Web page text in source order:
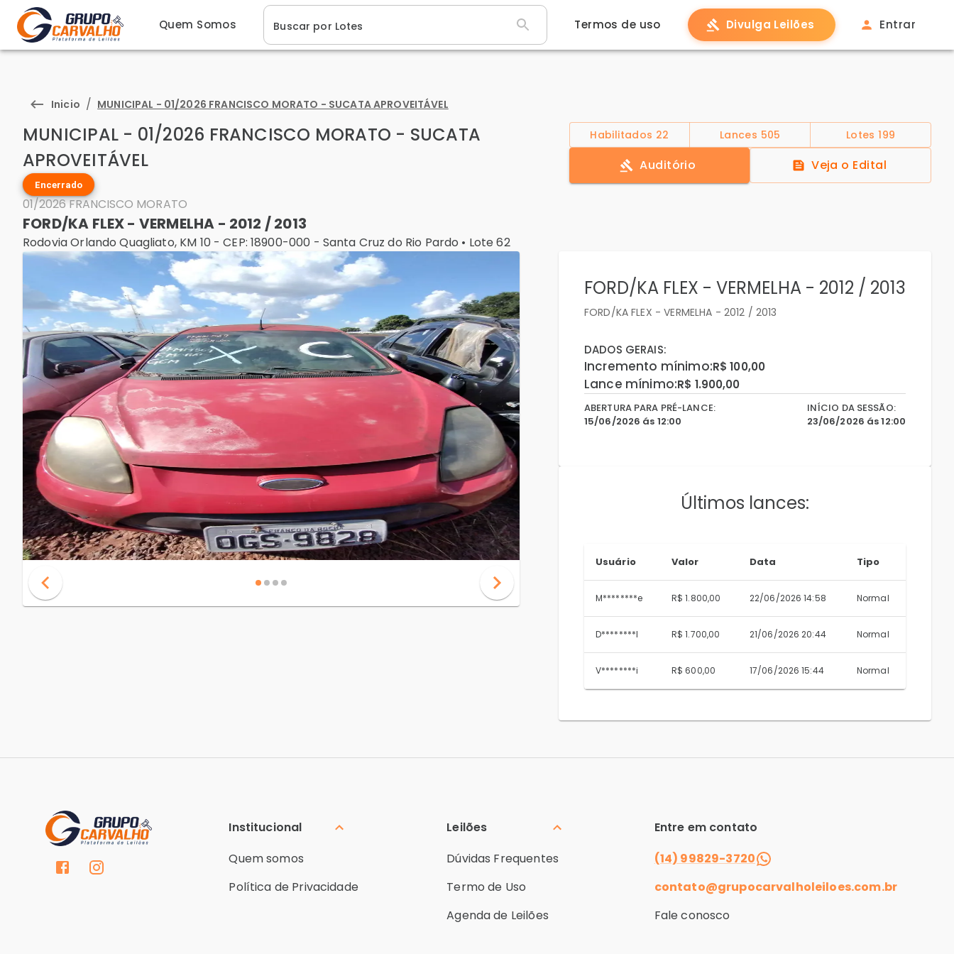
Quem Somos Buscar por Lotes Termos de uso Divulga Leilões Entrar
Inicio / MUNICIPAL - 01/2026 FRANCISCO MORATO - SUCATA APROVEITÁVEL
MUNICIPAL - 01/2026 FRANCISCO MORATO - SUCATA
APROVEITÁVEL
Encerrado
01/2026 FRANCISCO MORATO
Habilitados 22 Lances 505 Lotes199
Auditório Veja o Edital
FORD/KA FLEX - VERMELHA - 2012 / 2013
Rodovia Orlando Quagliato, KM 10 - CEP: 18900-000 - Santa Cruz do Rio Pardo • Lote62
FORD/KA FLEX - VERMELHA - 2012 / 2013
FORD/KA FLEX - VERMELHA - 2012 / 2013
DADOS GERAIS:
Incremento mínimo:R$ 100,00
Lance mínimo:R$ 1.900,00
ABERTURA PARA PRÉ-LANCE:
15/06/2026 ás 12:00
INÍCIO DA SESSÃO:
23/06/2026 ás 12:00
Últimos lances:
Usuário Valor Data Tipo
M********e R$ 1.800,00 22/06/2026 14:58 Normal
D********l R$ 1.700,00 21/06/2026 20:44 Normal
V********i R$ 600,00 17/06/2026 15:44 Normal
Institucional
Quem somos
Política de Privacidade
Leilões
Dúvidas Frequentes
Termo de Uso
Agenda de Leilões
Entre em contato
(14) 99829-3720
contato@grupocarvalholeiloes.com.br
Fale conosco